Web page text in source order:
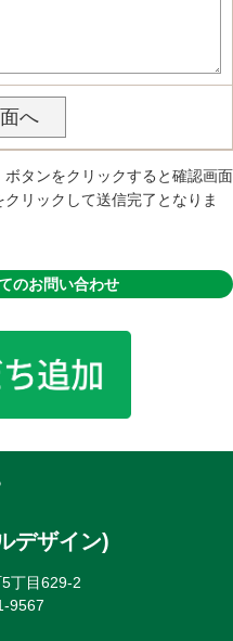
タンをクリックすると確認画面
リックして送信完了となりま
のお問い合わせ
デザイン)
丁目629-2
9567